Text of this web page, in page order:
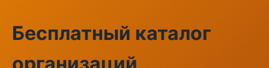
Бесплатный каталог